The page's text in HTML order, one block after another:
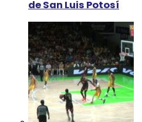
de San Luis Potosí